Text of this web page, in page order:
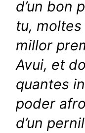
d’un bon
tu,
millor
Avui, et
quantes
poder
d’un